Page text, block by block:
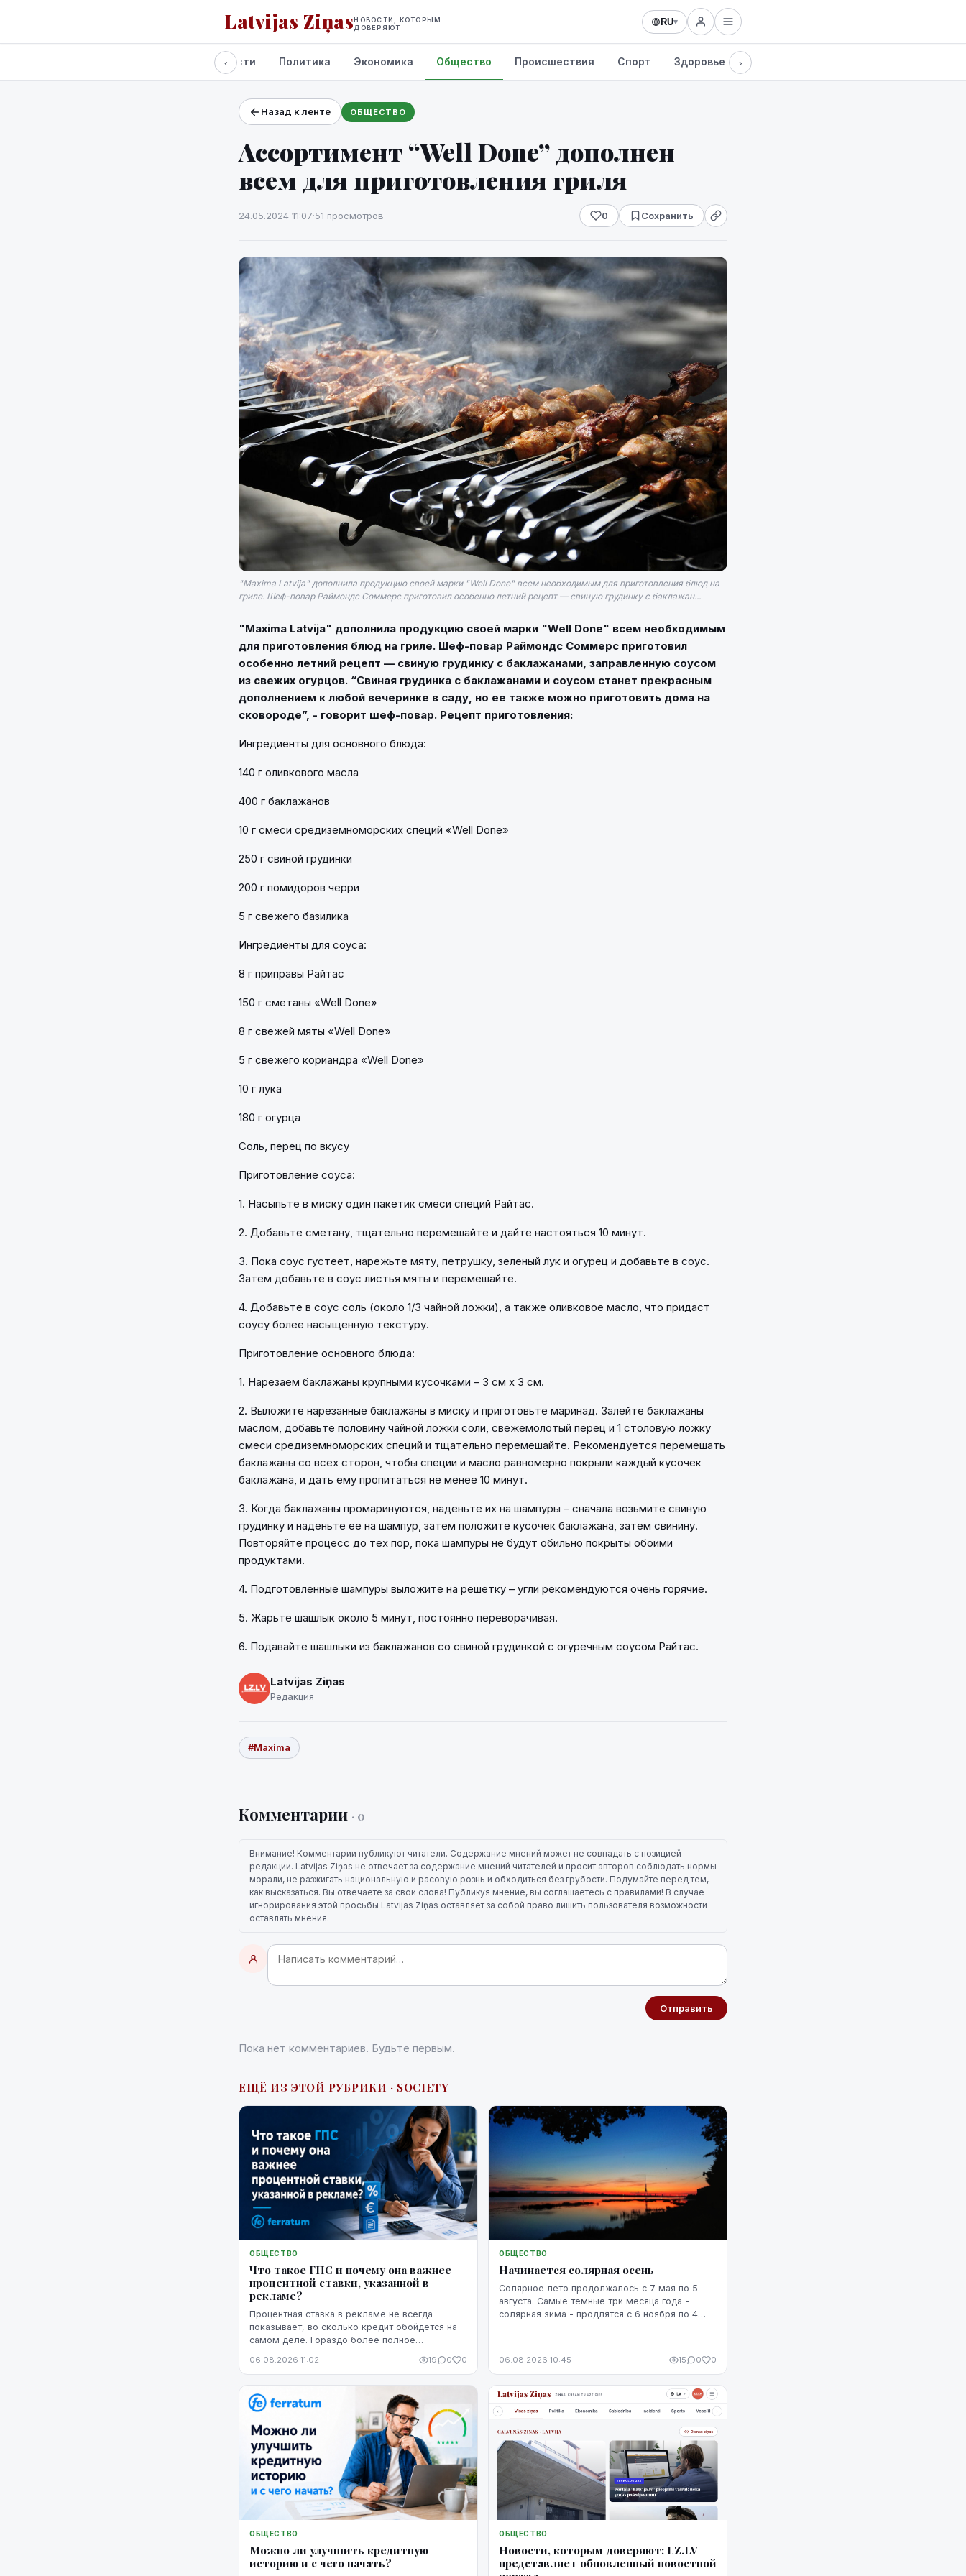
Latvijas ZiņasНОВОСТИ, КОТОРЫМ
ДОВЕРЯЮТ
RU▾
Проекты и сервисы
‹
Все новости Политика Экономика Общество Происшествия Спорт Здоровье Культура
›
Назад к ленте ОБЩЕСТВО
Ассортимент “Well Done” дополнен
всем для приготовления гриля
24.05.2024 11:07·51 просмотров 0 Сохранить
"Maxima Latvija" дополнила продукцию своей марки "Well Done" всем необходимым для приготовления блюд на
гриле. Шеф-повар Раймондс Соммерс приготовил особенно летний рецепт — свиную грудинку с баклажан...
"Maxima Latvija" дополнила продукцию своей марки "Well Done" всем необходимым
для приготовления блюд на гриле. Шеф-повар Раймондс Соммерс приготовил
особенно летний рецепт — свиную грудинку с баклажанами, заправленную соусом
из свежих огурцов. “Свиная грудинка с баклажанами и соусом станет прекрасным
дополнением к любой вечеринке в саду, но ее также можно приготовить дома на
сковороде”, - говорит шеф-повар. Рецепт приготовления:
Ингредиенты для основного блюда:
140 г оливкового масла
400 г баклажанов
10 г смеси средиземноморских специй «Well Done»
250 г свиной грудинки
200 г помидоров черри
5 г свежего базилика
Ингредиенты для соуса:
8 г приправы Райтас
150 г сметаны «Well Done»
8 г свежей мяты «Well Done»
5 г свежего кориандра «Well Done»
10 г лука
180 г огурца
Соль, перец по вкусу
Приготовление соуса:
1. Насыпьте в миску один пакетик смеси специй Райтас.
2. Добавьте сметану, тщательно перемешайте и дайте настояться 10 минут.
3. Пока соус густеет, нарежьте мяту, петрушку, зеленый лук и огурец и добавьте в соус.
Затем добавьте в соус листья мяты и перемешайте.
4. Добавьте в соус соль (около 1/3 чайной ложки), а также оливковое масло, что придаст
соусу более насыщенную текстуру.
Приготовление основного блюда:
1. Нарезаем баклажаны крупными кусочками – 3 см х 3 см.
2. Выложите нарезанные баклажаны в миску и приготовьте маринад. Залейте баклажаны
маслом, добавьте половину чайной ложки соли, свежемолотый перец и 1 столовую ложку
смеси средиземноморских специй и тщательно перемешайте. Рекомендуется перемешать
баклажаны со всех сторон, чтобы специи и масло равномерно покрыли каждый кусочек
баклажана, и дать ему пропитаться не менее 10 минут.
3. Когда баклажаны промаринуются, наденьте их на шампуры – сначала возьмите свиную
грудинку и наденьте ее на шампур, затем положите кусочек баклажана, затем свинину.
Повторяйте процесс до тех пор, пока шампуры не будут обильно покрыты обоими
продуктами.
4. Подготовленные шампуры выложите на решетку – угли рекомендуются очень горячие.
5. Жарьте шашлык около 5 минут, постоянно переворачивая.
6. Подавайте шашлыки из баклажанов со свиной грудинкой с огуречным соусом Райтас.
Latvijas Ziņas
Редакция
#Maxima
Комментарии · 0
Внимание! Комментарии публикуют читатели. Содержание мнений может не совпадать с позицией
редакции. Latvijas Ziņas не отвечает за содержание мнений читателей и просит авторов соблюдать нормы
морали, не разжигать национальную и расовую рознь и обходиться без грубости. Подумайте перед тем,
как высказаться. Вы отвечаете за свои слова! Публикуя мнение, вы соглашаетесь с правилами! В случае
игнорирования этой просьбы Latvijas Ziņas оставляет за собой право лишить пользователя возможности
оставлять мнения.
Отправить
Пока нет комментариев. Будьте первым.
ЕЩЁ ИЗ ЭТОЙ РУБРИКИ · SOCIETY
ОБЩЕСТВО
Что такое ГПС и почему она важнее
процентной ставки, указанной в
рекламе?
Процентная ставка в рекламе не всегда
показывает, во сколько кредит обойдётся на
самом деле. Гораздо более полное
годовая процентная ставка.
06.08.2026 11:02 19 0 0
ОБЩЕСТВО
Начинается солярная осень
Солярное лето продолжалось с 7 мая по 5
августа. Самые темные три месяца года -
солярная зима - продлятся с 6 ноября по 4
06.08.2026 10:45 15 0 0
ОБЩЕСТВО
Можно ли улучшить кредитную
историю и с чего начать?
ОБЩЕСТВО
Новости, которым доверяют: LZ.LV
представляет обновленный новостной